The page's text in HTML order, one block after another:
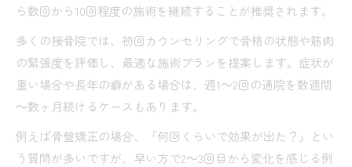
ら数回から10回程度の施術を継続することが推奨されます。
多くの接骨院では、初回カウンセリングで骨格の状態や筋肉
の緊張度を評価し、最適な施術プランを提案します。症状が
重い場合や長年の癖がある場合は、週1～2回の通院を数週間
～数ヶ月続けるケースもあります。
例えば骨盤矯正の場合、「何回くらいで効果が出た？」とい
う質問が多いですが、早い方で2～3回目から変化を感じる例